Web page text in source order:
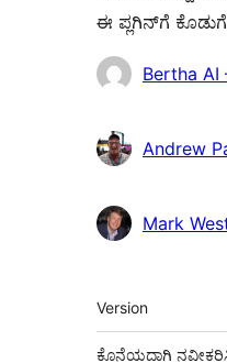
ಈ ಪ್ಲಗಿನ್‌ಗೆ ಕೊಡುಗೆ
ಕೊಡುಗೆದಾರರು
Bertha AI
Andrew
Mark
ಮೆಟಾ
Version
ಕೊನೆಯದಾಗಿ